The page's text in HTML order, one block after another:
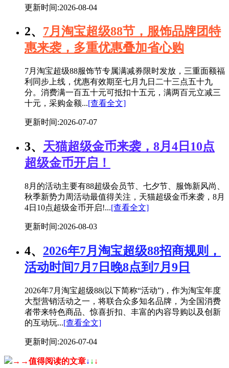
更新时间:2026-08-04
2、 7月淘宝超级88节，服饰品牌团特
惠来袭，多重优惠叠加省心购
7月淘宝超级88服饰节专属满减券限时发放，三重面额福
利同步上线，优惠有效期至七月九日二十三点五十九
分。消费满一百五十元可抵扣十五元，满两百元立减三
十元，采购金额...[查看全文]
更新时间:2026-07-07
3、 天猫超级金币来袭，8月4日10点
超级金币开启！
8月的活动主要有88超级会员节、七夕节、服饰新风尚、
秋季新势力周活动最值得关注，天猫超级金币来袭，8月
4日10点超级金币开启!...[查看全文]
更新时间:2026-08-03
4、 2026年7月淘宝超级88招商规则，
活动时间7月7日晚8点到7月9日
2026年7月淘宝超级88(以下简称“活动”)，作为淘宝年度
大型营销活动之一，将联合众多知名品牌，为全国消费
者带来特色商品、惊喜折扣、丰富的内容导购以及创新
的互动玩...[查看全文]
更新时间:2026-07-04
→→值得阅读的文章↓ ↓ ↓